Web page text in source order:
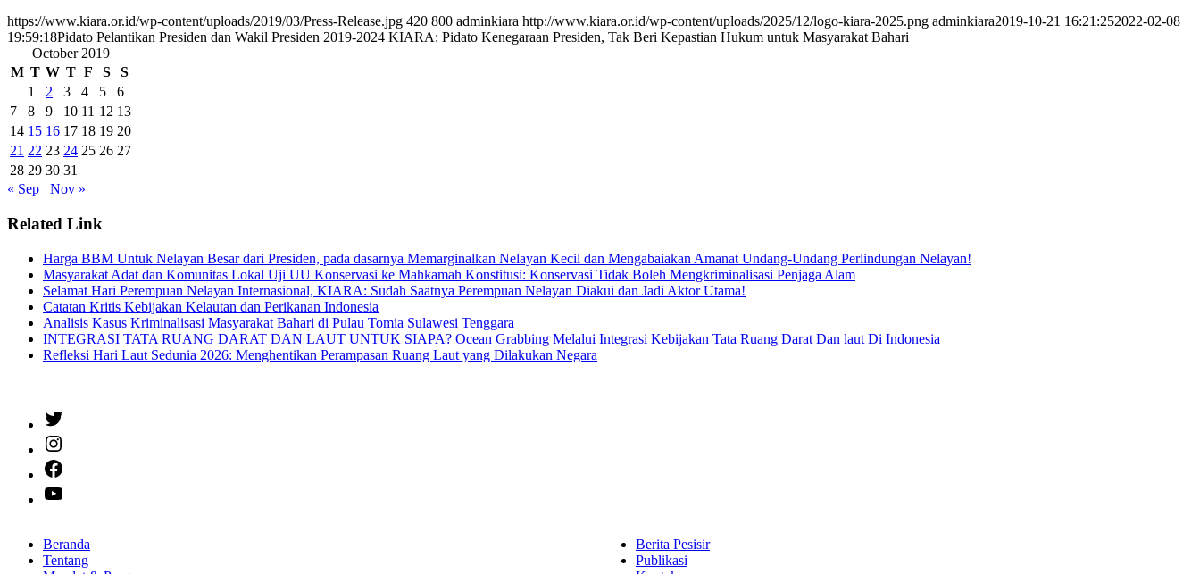
https://www.kiara.or.id/wp-content/uploads/2019/03/Press-Release.jpg 420 800 adminkiara http://www.kiara.or.id/wp-content/uploads/2025/12/logo-kiara-2025.png adminkiara2019-10-21 16:21:252022-02-08
19:59:18Pidato Pelantikan Presiden dan Wakil Presiden 2019-2024 KIARA: Pidato Kenegaraan Presiden, Tak Beri Kepastian Hukum untuk Masyarakat Bahari
October 2019
M T W T F S
S
1
2 3 4 5
6
7
8 9 10 11 12 13
14 15 16 17 18 19 20
21 22 23 24 25 26 27
28 29 30 31
« Sep
Nov »
Related Link
Harga BBM Untuk Nelayan Besar dari Presiden, pada dasarnya Memarginalkan Nelayan Kecil dan Mengabaiakan Amanat Undang-Undang Perlindungan Nelayan!
Masyarakat Adat dan Komunitas Lokal Uji UU Konservasi ke Mahkamah Konstitusi: Konservasi Tidak Boleh Mengkriminalisasi Penjaga Alam
Selamat Hari Perempuan Nelayan Internasional, KIARA: Sudah Saatnya Perempuan Nelayan Diakui dan Jadi Aktor Utama!
Catatan Kritis Kebijakan Kelautan dan Perikanan Indonesia
Analisis Kasus Kriminalisasi Masyarakat Bahari di Pulau Tomia Sulawesi Tenggara
INTEGRASI TATA RUANG DARAT DAN LAUT UNTUK SIAPA? Ocean Grabbing Melalui Integrasi Kebijakan Tata Ruang Darat Dan laut Di Indonesia
Refleksi Hari Laut Sedunia 2026: Menghentikan Perampasan Ruang Laut yang Dilakukan Negara
Beranda
Tentang
Berita Pesisir
Publikasi